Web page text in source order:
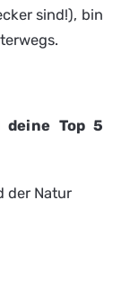
sind!), bin
deine Top 5
der Natur